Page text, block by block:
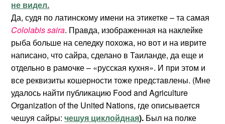
не видел.
Да, судя по латинскому имени на этикетке – та самая
Cololabis saira. Правда, изображенная на наклейке
рыба больше на селедку похожа, но вот и на иврите
написано, что сайра, сделано в Таиланде, да еще и
отдельно в рамочке – «русская кухня». И при этом и
все реквизиты кошерности тоже представлены. (Мне
удалось найти публикацию Food and Agriculture
Organization of the United Nations, где описывается
чешуя сайры:чешуя циклойдная). Был на полке